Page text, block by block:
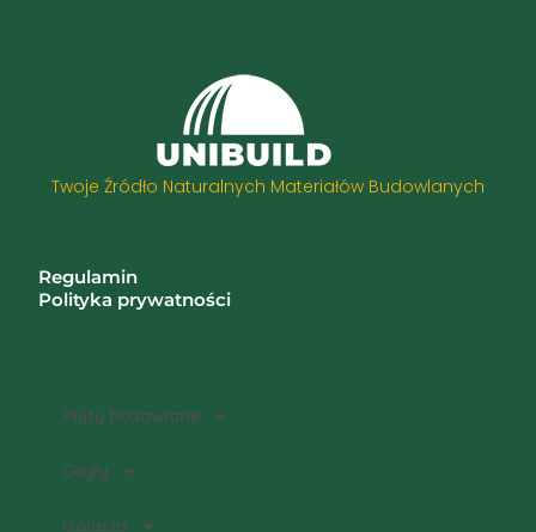
Twoje Źródło Naturalnych Materiałów Budowlanych
Płyty budowlane
Cegły
Izolacja
Regulamin
Polityka prywatności